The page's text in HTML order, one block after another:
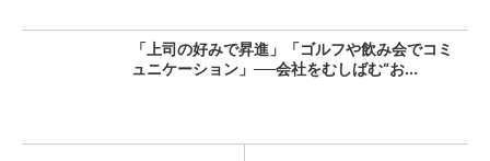
「上司の好みで昇進」「ゴルフや飲み会でコミ
ュニケーション」──会社をむしばむ“お...